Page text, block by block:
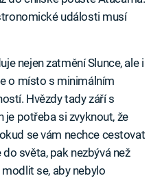
události musí
nejen zatmění Slunce, ale i
o místo s minimálním
Hvězdy tady září s
je potřeba si zvyknout, že
se vám nechce cestovat
světa, pak nezbývá než
se, aby nebylo